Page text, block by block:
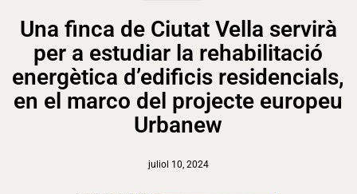
Una finca de Ciutat Vella servirà
per a estudiar la rehabilitació
energètica d’edificis residencials,
en el marco del projecte europeu
Urbanew
juliol 10, 2024